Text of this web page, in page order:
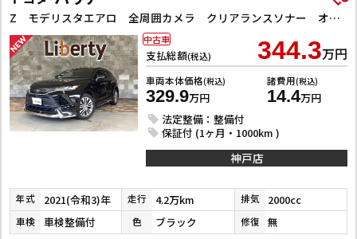
Z モデリスタエアロ 全周囲カメラ クリアランスソナー オートクルーズコントロール レーンアシスト パワーシート 衝突被害軽減システム ナビ TV オートマチックハイビーム オートライト LEDヘッドラン
支払総額(税込) 344.3万円
車両本体価格(税込)
329.9万円
諸費用(税込)
14.4万円
法定整備：整備付
保証付 (1ヶ月・1000km )
中古車
神戸店
年式 2021(令和3)年 走行 4.2万km 排気 2000cc
車検 車検整備付 色 ブラック 修復 無